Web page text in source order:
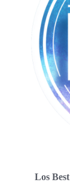
Los Best